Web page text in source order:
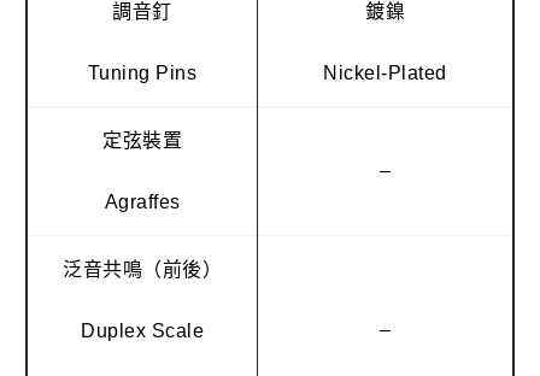
調音釘
Tuning Pins
鍍鎳
Nickel-Plated
定弦裝置
Agraffes
–
泛音共鳴（前後）
Duplex Scale –